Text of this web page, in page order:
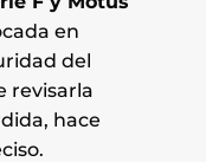
en
del
revisarla
hace